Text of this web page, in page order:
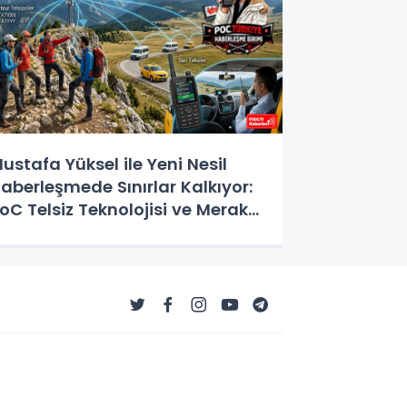
Yüksel ile Yeni Nesil
Sınırlar Kalkıyor:
Telsiz Teknolojisi ve Merak